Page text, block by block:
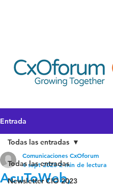
Entrada
Todas las entradas
Newsletter CIO 2023
Todas las entradas
AcuToWeb,
Comunicaciones CxOforum
4 sept 2023 2 min de lectura